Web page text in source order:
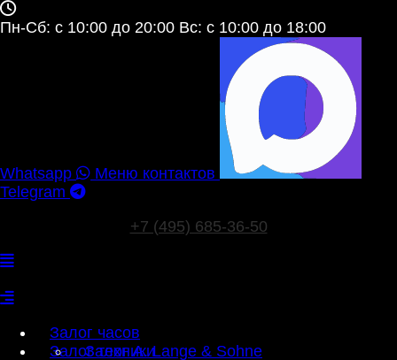
Пн-Сб: c 10:00 до 20:00 Вс: c 10:00 до 18:00
Whatsapp
Меню контактов
Telegram
+7 (495) 685‑36‑50
Залог часов
Залог A. Lange & Sohne
Залог техники